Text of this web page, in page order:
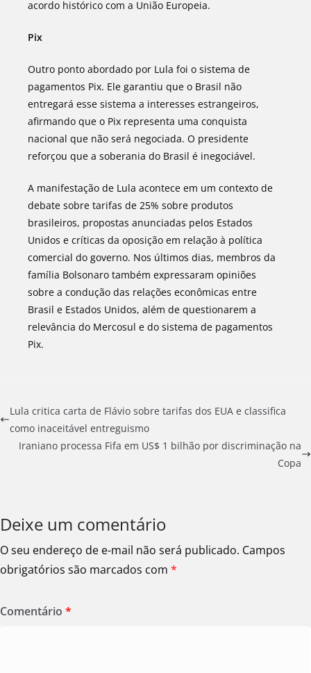
acordo histórico com a União Europeia.
Pix
Outro ponto abordado por Lula foi o sistema de
pagamentos Pix. Ele garantiu que o Brasil não
entregará esse sistema a interesses estrangeiros,
afirmando que o Pix representa uma conquista
nacional que não será negociada. O presidente
reforçou que a soberania do Brasil é inegociável.
A manifestação de Lula acontece em um contexto de
debate sobre tarifas de 25% sobre produtos
brasileiros, propostas anunciadas pelos Estados
Unidos e críticas da oposição em relação à política
comercial do governo. Nos últimos dias, membros da
família Bolsonaro também expressaram opiniões
sobre a condução das relações econômicas entre
Brasil e Estados Unidos, além de questionarem a
relevância do Mercosul e do sistema de pagamentos
Pix.
Lula critica carta de Flávio sobre tarifas dos EUA e classifica
como inaceitável entreguismo
Iraniano processa Fifa em US$ 1 bilhão por discriminação na
Copa
Deixe um comentário
O seu endereço de e-mail não será publicado. Campos
obrigatórios são marcados com *
Comentário *